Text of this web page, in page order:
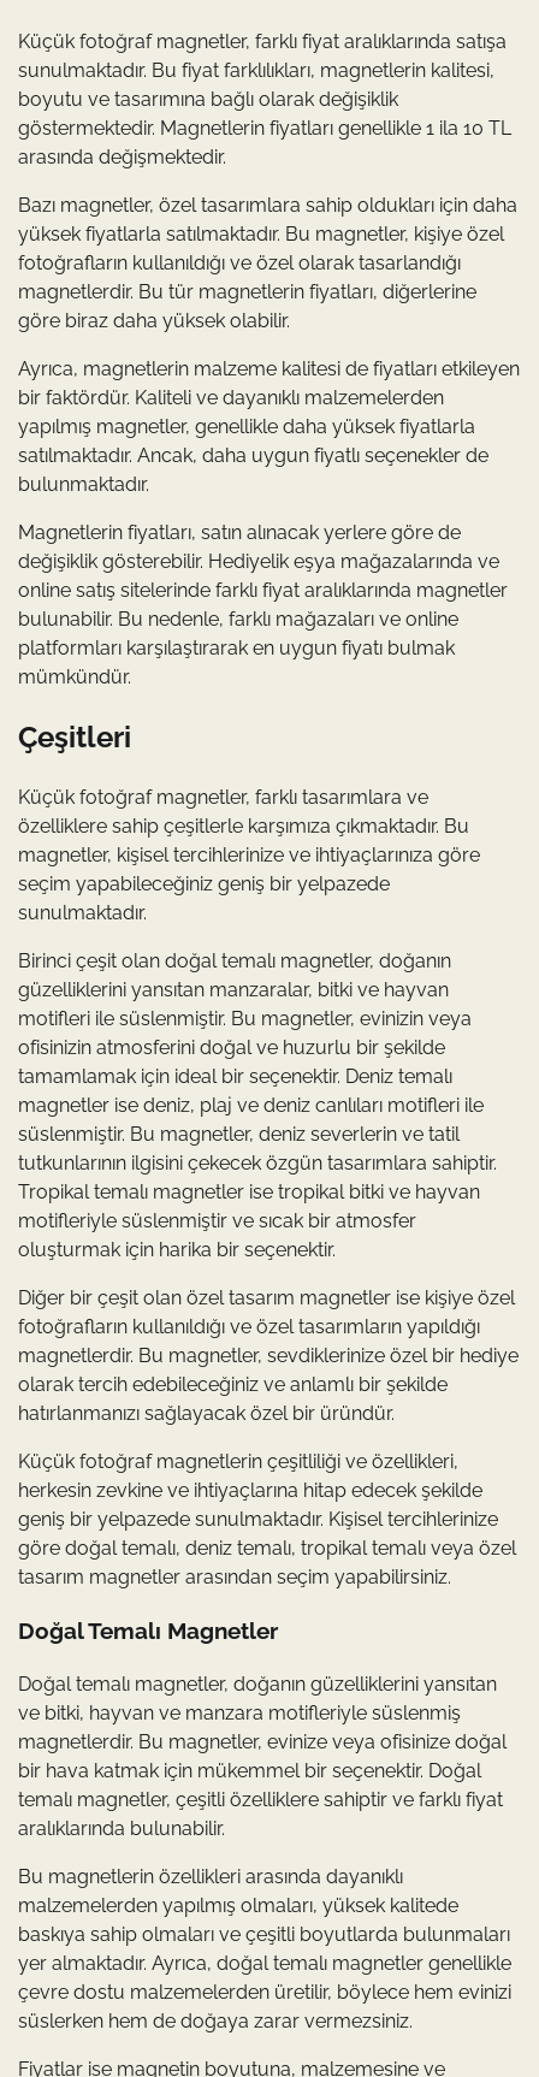
Küçük fotoğraf magnetler, farklı fiyat aralıklarında satışa
sunulmaktadır. Bu fiyat farklılıkları, magnetlerin kalitesi,
boyutu ve tasarımına bağlı olarak değişiklik
göstermektedir. Magnetlerin fiyatları genellikle 1 ila 10 TL
arasında değişmektedir.
Bazı magnetler, özel tasarımlara sahip oldukları için daha
yüksek fiyatlarla satılmaktadır. Bu magnetler, kişiye özel
fotoğrafların kullanıldığı ve özel olarak tasarlandığı
magnetlerdir. Bu tür magnetlerin fiyatları, diğerlerine
göre biraz daha yüksek olabilir.
Ayrıca, magnetlerin malzeme kalitesi de fiyatları etkileyen
bir faktördür. Kaliteli ve dayanıklı malzemelerden
yapılmış magnetler, genellikle daha yüksek fiyatlarla
satılmaktadır. Ancak, daha uygun fiyatlı seçenekler de
bulunmaktadır.
Magnetlerin fiyatları, satın alınacak yerlere göre de
değişiklik gösterebilir. Hediyelik eşya mağazalarında ve
online satış sitelerinde farklı fiyat aralıklarında magnetler
bulunabilir. Bu nedenle, farklı mağazaları ve online
platformları karşılaştırarak en uygun fiyatı bulmak
mümkündür.
Çeşitleri
Küçük fotoğraf magnetler, farklı tasarımlara ve
özelliklere sahip çeşitlerle karşımıza çıkmaktadır. Bu
magnetler, kişisel tercihlerinize ve ihtiyaçlarınıza göre
seçim yapabileceğiniz geniş bir yelpazede
sunulmaktadır.
Birinci çeşit olan doğal temalı magnetler, doğanın
güzelliklerini yansıtan manzaralar, bitki ve hayvan
motifleri ile süslenmiştir. Bu magnetler, evinizin veya
ofisinizin atmosferini doğal ve huzurlu bir şekilde
tamamlamak için ideal bir seçenektir. Deniz temalı
magnetler ise deniz, plaj ve deniz canlıları motifleri ile
süslenmiştir. Bu magnetler, deniz severlerin ve tatil
tutkunlarının ilgisini çekecek özgün tasarımlara sahiptir.
Tropikal temalı magnetler ise tropikal bitki ve hayvan
motifleriyle süslenmiştir ve sıcak bir atmosfer
oluşturmak için harika bir seçenektir.
Diğer bir çeşit olan özel tasarım magnetler ise kişiye özel
fotoğrafların kullanıldığı ve özel tasarımların yapıldığı
magnetlerdir. Bu magnetler, sevdiklerinize özel bir hediye
olarak tercih edebileceğiniz ve anlamlı bir şekilde
hatırlanmanızı sağlayacak özel bir üründür.
Küçük fotoğraf magnetlerin çeşitliliği ve özellikleri,
herkesin zevkine ve ihtiyaçlarına hitap edecek şekilde
geniş bir yelpazede sunulmaktadır. Kişisel tercihlerinize
göre doğal temalı, deniz temalı, tropikal temalı veya özel
tasarım magnetler arasından seçim yapabilirsiniz.
Doğal Temalı Magnetler
Doğal temalı magnetler, doğanın güzelliklerini yansıtan
ve bitki, hayvan ve manzara motifleriyle süslenmiş
magnetlerdir. Bu magnetler, evinize veya ofisinize doğal
bir hava katmak için mükemmel bir seçenektir. Doğal
temalı magnetler, çeşitli özelliklere sahiptir ve farklı fiyat
aralıklarında bulunabilir.
Bu magnetlerin özellikleri arasında dayanıklı
malzemelerden yapılmış olmaları, yüksek kalitede
baskıya sahip olmaları ve çeşitli boyutlarda bulunmaları
yer almaktadır. Ayrıca, doğal temalı magnetler genellikle
çevre dostu malzemelerden üretilir, böylece hem evinizi
süslerken hem de doğaya zarar vermezsiniz.
Fiyatlar ise magnetin boyutuna, malzemesine ve